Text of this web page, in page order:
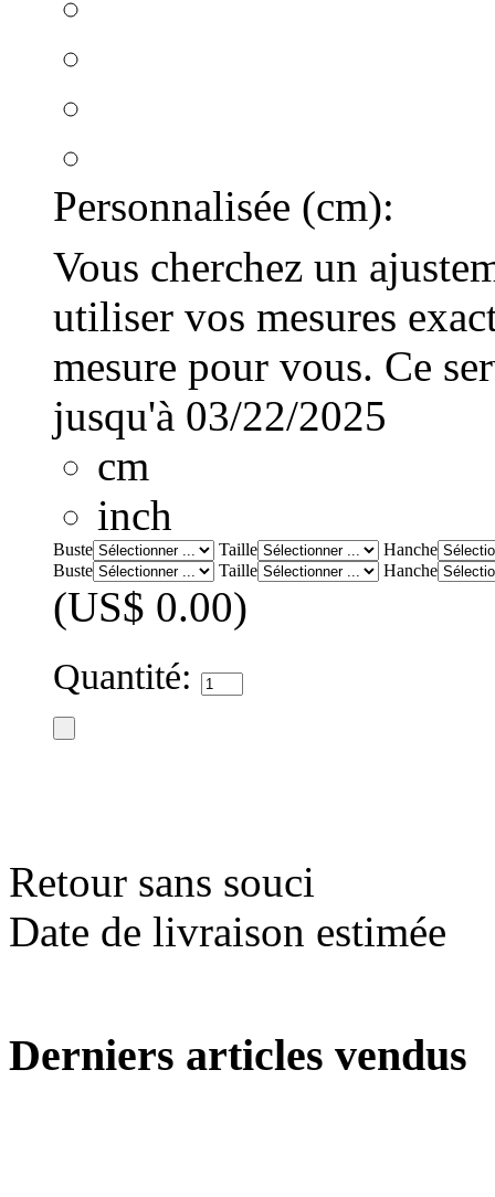
Personnalisée (cm):
Vous cherchez un
utiliser vos mesures
mesure pour vous. Ce
jusqu'à 03/22/2025
cm
inch
Buste Taille
Hanche
Buste
Taille Hanche
(US$ 0.00)
Quantité:
Retour sans souci
Date de livraison estimée
Derniers articles vendus